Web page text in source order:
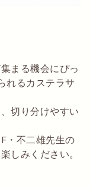
まる機会にぴっ
れるカステラサ
切り分けやすい
・不二雄先生の
しみください。